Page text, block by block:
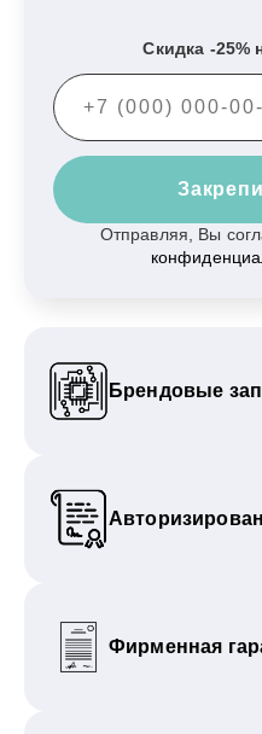
Скидка -25%
Отправляя, Вы
Брендовые
Фирменная